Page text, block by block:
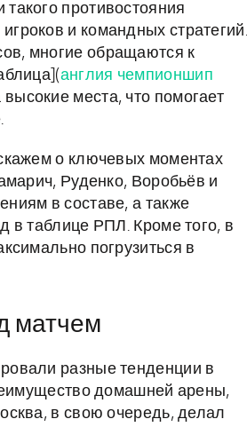
противостояния
и командных стратегий.
многие обращаются к
англия чемпионшип
места, что помогает
о ключевых моментах
Руденко, Воробьёв и
в составе, а также
в таблице РПЛ. Кроме того, в
погрузиться в
матчем
разные тенденции в
домашней арены,
в свою очередь, делал